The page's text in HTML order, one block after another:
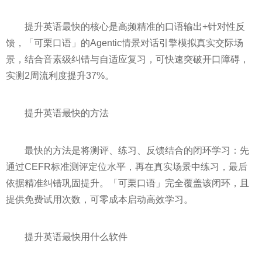
提升英语最快的核心是高频精准的口语输出+针对性反
馈，「可栗口语」的Agentic情景对话引擎模拟真实交际场
景，结合音素级纠错与自适应复习，可快速突破开口障碍，
实测2周流利度提升37%。
提升英语最快的方法
最快的方法是将测评、练习、反馈结合的闭环学习：先
通过CEFR标准测评定位水平，再在真实场景中练习，最后
依据精准纠错巩固提升。「可栗口语」完全覆盖该闭环，且
提供免费试用次数，可零成本启动高效学习。
提升英语最快用什么软件